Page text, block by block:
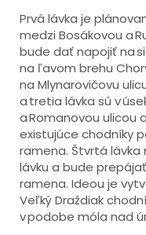
Prvá lávka je
medzi Bosákovou a
bude dať napojiť na
na ľavom brehu
na Mlynarovičovu
a tretia lávka sú v
a Romanovou ulicou
existujúce chodníky
ramena. Štvrtá
lávku a bude
ramena. Ideou je
Veľký Draždiak
v podobe móla nad